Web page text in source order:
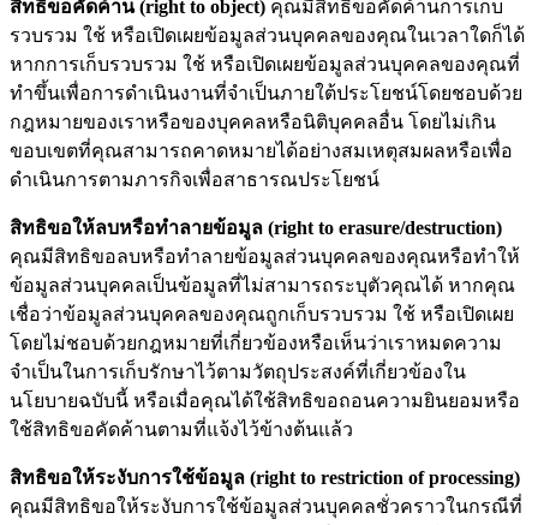
สิทธิขอคัดค้าน (right to object) คุณมีสิทธิขอคัดค้านการเก็บ
รวบรวม ใช้ หรือเปิดเผยข้อมูลส่วนบุคคลของคุณในเวลาใดก็ได้
หากการเก็บรวบรวม ใช้ หรือเปิดเผยข้อมูลส่วนบุคคลของคุณที่
ทำขึ้นเพื่อการดำเนินงานที่จำเป็นภายใต้ประโยชน์โดยชอบด้วย
กฎหมายของเราหรือของบุคคลหรือนิติบุคคลอื่น โดยไม่เกิน
ขอบเขตที่คุณสามารถคาดหมายได้อย่างสมเหตุสมผลหรือเพื่อ
ดำเนินการตามภารกิจเพื่อสาธารณประโยชน์
สิทธิขอให้ลบหรือทำลายข้อมูล (right to erasure/destruction)
คุณมีสิทธิขอลบหรือทำลายข้อมูลส่วนบุคคลของคุณหรือทำให้
ข้อมูลส่วนบุคคลเป็นข้อมูลที่ไม่สามารถระบุตัวคุณได้ หากคุณ
เชื่อว่าข้อมูลส่วนบุคคลของคุณถูกเก็บรวบรวม ใช้ หรือเปิดเผย
โดยไม่ชอบด้วยกฎหมายที่เกี่ยวข้องหรือเห็นว่าเราหมดความ
จำเป็นในการเก็บรักษาไว้ตามวัตถุประสงค์ที่เกี่ยวข้องใน
นโยบายฉบับนี้ หรือเมื่อคุณได้ใช้สิทธิขอถอนความยินยอมหรือ
ใช้สิทธิขอคัดค้านตามที่แจ้งไว้ข้างต้นแล้ว
สิทธิขอให้ระงับการใช้ข้อมูล (right to restriction of processing)
คุณมีสิทธิขอให้ระงับการใช้ข้อมูลส่วนบุคคลชั่วคราวในกรณีที่